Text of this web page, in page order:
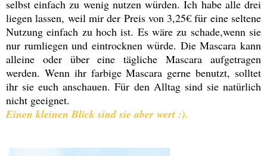
selbst einfach zu wenig nutzen würden. Ich habe alle drei
liegen lassen, weil mir der Preis von 3,25€ für eine seltene
Nutzung einfach zu hoch ist. Es wäre zu schade,wenn sie
nur rumliegen und eintrocknen würde. Die Mascara kann
alleine oder über eine tägliche Mascara aufgetragen
werden. Wenn ihr farbige Mascara gerne benutzt, solltet
ihr sie euch anschauen. Für den Alltag sind sie natürlich
nicht geeignet.
Einen kleinen Blick sind sie aber wert :).